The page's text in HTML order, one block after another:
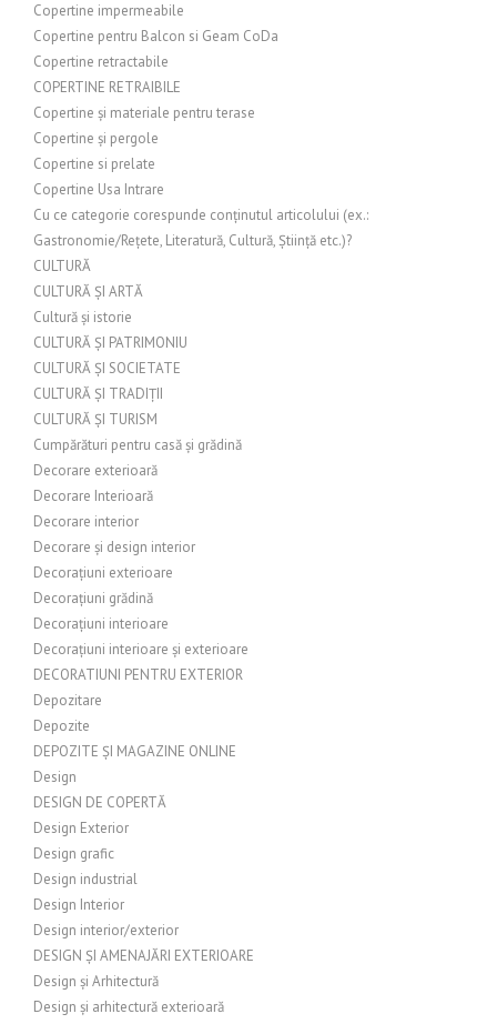
Copertine impermeabile
Copertine pentru Balcon si Geam CoDa
Copertine retractabile
COPERTINE RETRAIBILE
Copertine și materiale pentru terase
Copertine și pergole
Copertine si prelate
Copertine Usa Intrare
Cu ce categorie corespunde conținutul articolului (ex.:
Gastronomie/Rețete, Literatură, Cultură, Știință etc.)?
CULTURĂ
CULTURĂ ȘI ARTĂ
Cultură și istorie
CULTURĂ ȘI PATRIMONIU
CULTURĂ ȘI SOCIETATE
CULTURĂ ȘI TRADIȚII
CULTURĂ ȘI TURISM
Cumpărături pentru casă și grădină
Decorare exterioară
Decorare Interioară
Decorare interior
Decorare și design interior
Decorațiuni exterioare
Decorațiuni grădină
Decorațiuni interioare
Decorațiuni interioare și exterioare
DECORATIUNI PENTRU EXTERIOR
Depozitare
Depozite
DEPOZITE ȘI MAGAZINE ONLINE
Design
DESIGN DE COPERTĂ
Design Exterior
Design grafic
Design industrial
Design Interior
Design interior/exterior
DESIGN ȘI AMENAJĂRI EXTERIOARE
Design și Arhitectură
Design și arhitectură exterioară